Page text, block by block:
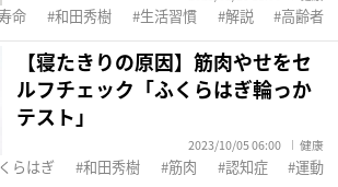
命 和田秀樹 生活習慣 解説 高齢者
【寝たきりの原因】筋肉やせをセ
ルフチェック「ふくらはぎ輪っか
テスト」
2023/10/05 06:00 健康
らはぎ 和田秀樹 筋肉 認知症 運動